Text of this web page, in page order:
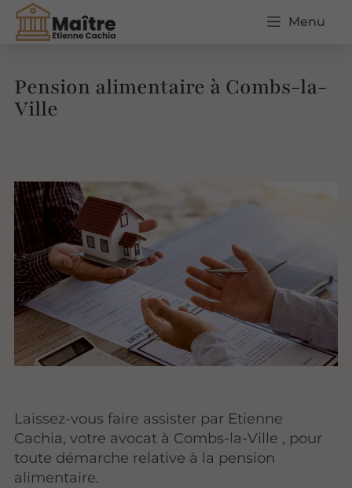
Menu
Pension alimentaire à Combs-la-
Ville
Laissez-vous faire assister par Etienne
Cachia, votre avocat à Combs-la-Ville , pour
toute démarche relative à la pension
alimentaire.